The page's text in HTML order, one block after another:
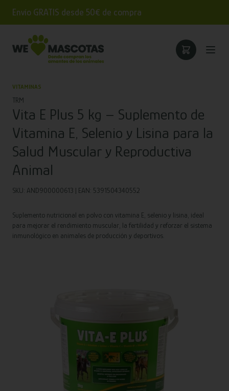
Envío GRATIS desde 50€ de compra
VITAMINAS
TRM
Vita E Plus 5 kg – Suplemento de
Vitamina E, Selenio y Lisina para la
Salud Muscular y Reproductiva
Animal
SKU: AND900000613 | EAN: 5391504340552
Suplemento nutricional en polvo con vitamina E, selenio y lisina, ideal
para mejorar el rendimiento muscular, la fertilidad y reforzar el sistema
inmunológico en animales de producción y deportivos.